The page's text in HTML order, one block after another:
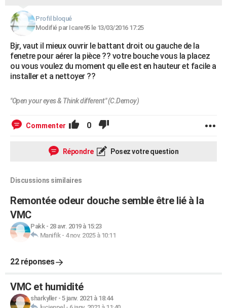
Profil bloqué
Modifié par Icare95 le 13/03/2016 17:25
Bjr, vaut il mieux ouvrir le battant droit ou gauche de la
fenetre pour aérer la pièce ?? votre bouche vous la placez
ou vous voulez du moment qu elle est en hauteur et facile a
installer et a nettoyer ??
"Open your eyes & Think different" (C.Demoy)
Commenter 0
Répondre Posez votre question
Discussions similaires
Remontée odeur douche semble être lié à la
VMC
Pakk- 28 avr. 2019 à 15:23
Manifik- 4 nov. 2025 à 10:11
22 réponses
VMC et humidité
sharkyller- 5 janv. 2021 à 18:44